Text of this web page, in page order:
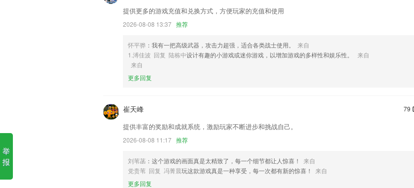
3,优惠券
4,国内首个覆盖全人群的演讲表达学院，让表达更自信、更有影响力；
6,【个人线上学习】
奔驰宝马机有规律吗软件优势
1.图片识别，语音识别，词语连选
3.搜题功能，汽车教练员考试中的疑问一搜便知，更支持语音和拍照搜题。
4.检察教育云课堂软件是紧密结合教育改革发展的实际，遵循干部成长和教育培训规律，运用先进的信息技术和
网络技术
于明万历年间的戏曲《牡丹亭》，据此可推知此书最迟写成于万历年间。
6.：全面细致的梳理测试地点，使学生可以在教室外获得“加油包”，“轻松升级”
提供更多的游戏充值和兑换方式，方便玩家的充值和使用
2026-08-08 13:37 推荐
怀平骅 ：我有一把高级武器，攻击力超强，适合各类战士使用。
来自
1.溥佳波 回复 陆栋中设计有趣的小游戏或迷你游戏，以增加游戏的多样性和娱乐性。
来自
来自
更多回复
79
崔天峰
提供丰富的奖励和成就系统，激励玩家不断进步和挑战自己。
2026-08-08 11:17 推荐
刘苇菡 ：这个游戏的画面真是太精致了，每一个细节都让人惊喜！
来自
党贵苇 回复 冯菁晨玩这款游戏真是一种享受，每一次都有新的惊喜！
来自
更多回复
举
报